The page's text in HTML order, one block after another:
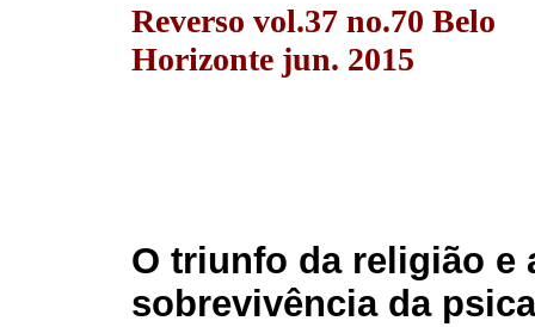
Reverso vol.37 no.70 Belo
Horizonte jun. 2015
O triunfo da religião e
sobrevivência da